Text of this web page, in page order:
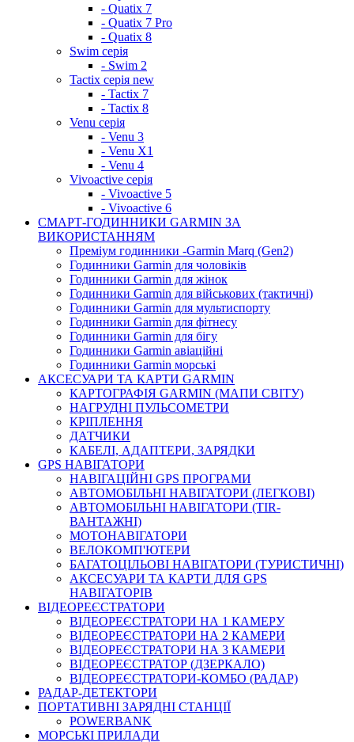
- Quatix 7
- Quatix 7 Pro
- Quatix 8
Swim серія
- Swim 2
Tactix серія new
- Tactix 7
- Tactix 8
Venu серія
- Venu 3
- Venu X1
- Venu 4
Vivoactive серія
- Vivoactive 5
- Vivoactive 6
СМАРТ-ГОДИННИКИ GARMIN ЗА
ВИКОРИСТАННЯМ
Преміум годинники -Garmin Marq (Gen2)
Годинники Garmin для чоловіків
Годинники Garmin для жінок
Годинники Garmin для військових (тактичні)
Годинники Garmin для мультиспорту
Годинники Garmin для фітнесу
Годинники Garmin для бігу
Годинники Garmin авіаційні
Годинники Garmin морські
АКСЕСУАРИ ТА КАРТИ GARMIN
КАРТОГРАФІЯ GARMIN (МАПИ СВІТУ)
НАГРУДНІ ПУЛЬСОМЕТРИ
КРІПЛЕННЯ
ДАТЧИКИ
КАБЕЛІ, АДАПТЕРИ, ЗАРЯДКИ
GPS НАВІГАТОРИ
НАВІГАЦІЙНІ GPS ПРОГРАМИ
АВТОМОБІЛЬНІ НАВІГАТОРИ (ЛЕГКОВІ)
АВТОМОБІЛЬНІ НАВІГАТОРИ (TIR-
ВАНТАЖНІ)
МОТОНАВІГАТОРИ
ВЕЛОКОМП'ЮТЕРИ
БАГАТОЦІЛЬОВІ НАВІГАТОРИ (ТУРИСТИЧНІ)
АКСЕСУАРИ ТА КАРТИ ДЛЯ GPS
НАВІГАТОРІВ
ВІДЕОРЕЄСТРАТОРИ
ВІДЕОРЕЄСТРАТОРИ НА 1 КАМЕРУ
ВІДЕОРЕЄСТРАТОРИ НА 2 КАМЕРИ
ВІДЕОРЕЄСТРАТОРИ НА 3 КАМЕРИ
ВІДЕОРЕЄСТРАТОР (ДЗЕРКАЛО)
ВІДЕОРЕЄСТРАТОРИ-КОМБО (РАДАР)
РАДАР-ДЕТЕКТОРИ
ПОРТАТИВНІ ЗАРЯДНІ СТАНЦІЇ
POWERBANK
МОРСЬКІ ПРИЛАДИ